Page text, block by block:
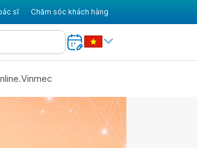
sĩ Chăm sóc khách hàng